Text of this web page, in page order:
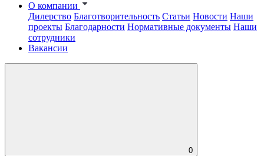
О компании
Дилерство Благотворительность Статьи Новости Наши
проекты Благодарности Нормативные документы Наши
сотрудники
Вакансии
0